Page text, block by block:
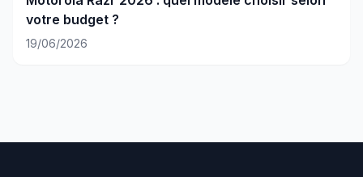
votre budget ?
19/06/2026